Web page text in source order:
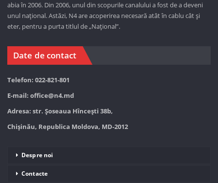
abia în 2006. Din 2006, unul din scopurile canalului a fost de a deveni
unul național. Astăzi, N4 are acoperirea necesară atât în cablu cât și
eter, pentru a purta titlul de „Național”.
Date de contact
Telefon: 022-821-801
E-mail: office@n4.md
Adresa: str. Șoseaua Hînceşti 38b,
Chișinău, Republica Moldova, MD-2012
Despre noi
Contacte